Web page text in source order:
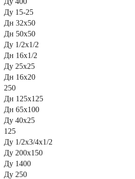
Ду 15-25
Дн 32х50
Дн 50х50
Ду 1/2x1/2
Дн 16х1/2
Ду 25х25
Дн 16х20
250
Дн 125х125
Дн 65х100
Ду 40х25
125
Ду 1/2х3/4х1/2
Ду 200х150
Ду 1400
Ду 250